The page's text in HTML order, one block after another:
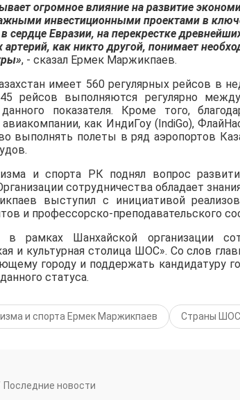
огромное влияние на развитие
инвестиционными проектами в
сердце Евразии, на перекрестке
артерий, как никто другой, понимает
, - сказал Ермек Маржикпаев.
имеет 560 регулярных рейсов в
рейсов выполняются регулярно
показателя. Кроме того,
как ИндиГоу (IndiGo),
выполнять полеты в ряд аэропортов
и спорта РК поднял вопрос
сотрудничества обладает
выступил с инициативой
и профессорско-преподавательского
рамках Шанхайской организации
и культурная столица ШОС». Со слов
городу и поддержать кандидатуру
статуса.
и спорта Ермек Маржикпаев Страны ШОС
Последние новости